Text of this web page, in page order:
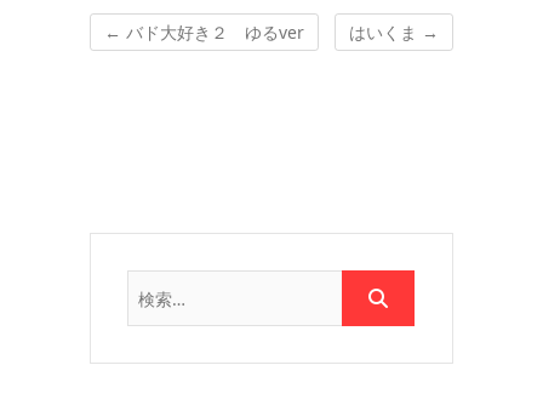
← バド大好き２ ゆるver はいくま →